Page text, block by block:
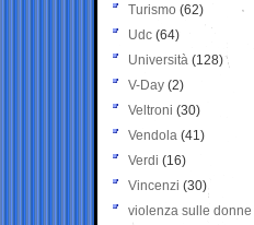
Turismo (62)
Udc (64)
Università (128)
V-Day (2)
Veltroni (30)
Vendola (41)
Verdi (16)
Vincenzi (30)
violenza sulle donne